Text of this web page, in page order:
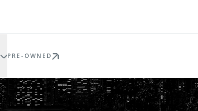
PRE-OWNED